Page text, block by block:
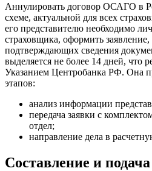
Аннулировать договор ОСАГО в
схеме, актуальной для всех
его представителю необходимо
страховщика, оформить
подтверждающих сведения
выделяется не более 14 дней, что
Указанием Центробанка РФ. Она
этапов:
анализ информации
передача заявки с
отдел;
направление дела в
Составление и